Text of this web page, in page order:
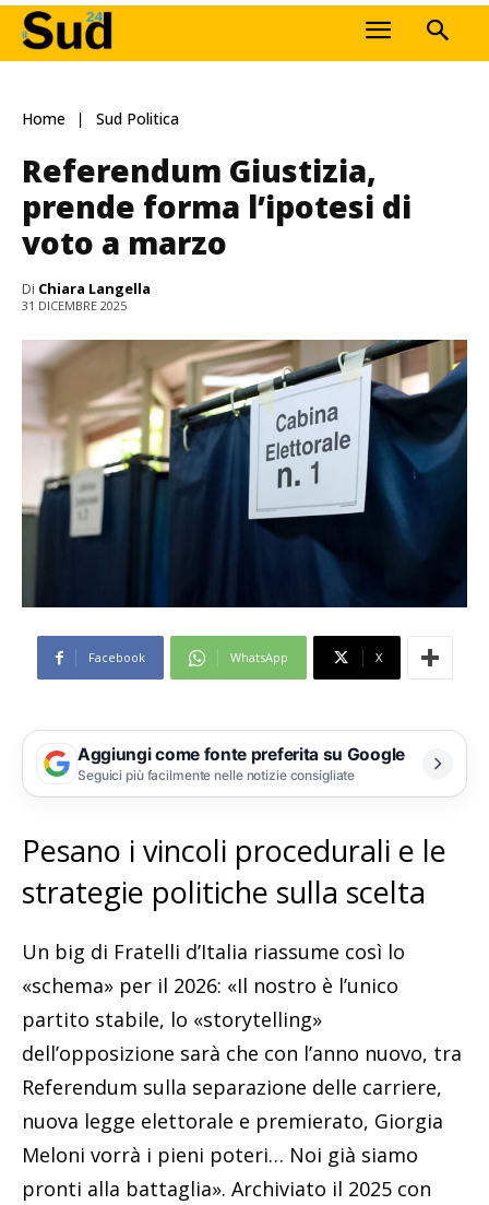
Home Sud Politica
Referendum Giustizia,
prende forma l’ipotesi di
voto a marzo
Di Chiara Langella
31 DICEMBRE 2025
Facebook WhatsApp X
Aggiungi come fonte preferita su Google
Seguici più facilmente nelle notizie consigliate
Pesano i vincoli procedurali e le
strategie politiche sulla scelta
Un big di Fratelli d’Italia riassume così lo
«schema» per il 2026: «Il nostro è l’unico
partito stabile, lo «storytelling»
dell’opposizione sarà che con l’anno nuovo, tra
Referendum sulla separazione delle carriere,
nuova legge elettorale e premierato, Giorgia
Meloni vorrà i pieni poteri… Noi già siamo
pronti alla battaglia». Archiviato il 2025 con